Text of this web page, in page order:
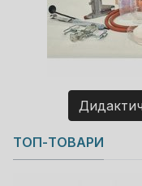
Copyright
JoomShopping
ТОП-ТОВАРИ